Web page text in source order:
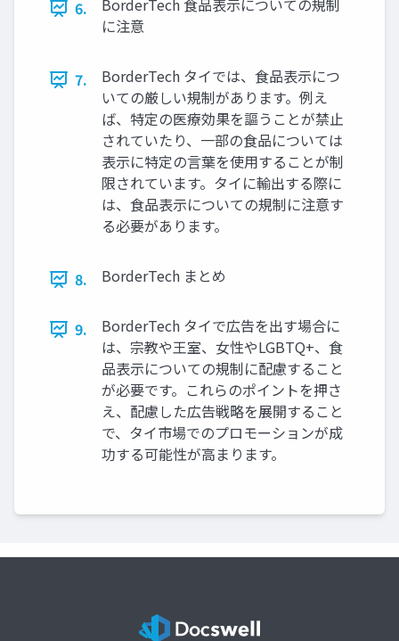
6.
BorderTech 食品表示についての規制
に注意
7.
BorderTech タイでは、食品表示につ
いての厳しい規制があります。例え
ば、特定の医療効果を謳うことが禁止
されていたり、一部の食品については
表示に特定の言葉を使用することが制
限されています。タイに輸出する際に
は、食品表示についての規制に注意す
る必要があります。
8. BorderTech まとめ
9.
BorderTech タイで広告を出す場合に
は、宗教や王室、女性やLGBTQ+、食
品表示についての規制に配慮すること
が必要です。これらのポイントを押さ
え、配慮した広告戦略を展開すること
で、タイ市場でのプロモーションが成
功する可能性が高まります。